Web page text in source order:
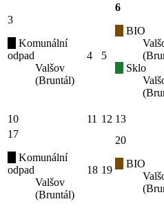
3
Komunální
odpad
Valšov
(Bruntál)
4 5
6
BIO
Sklo
10 11 12 13
17
Komunální
odpad
Valšov
(Bruntál)
18 19
20
BIO